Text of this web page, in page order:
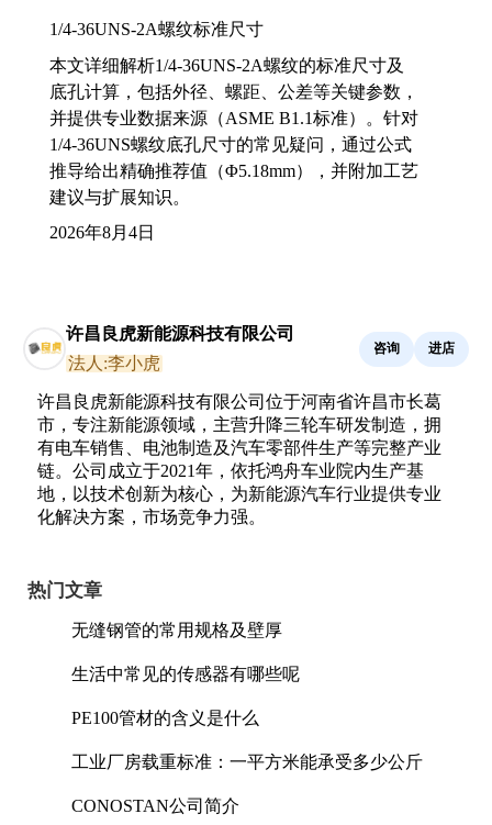
1/4-36UNS-2A螺纹标准尺寸
本文详细解析1/4-36UNS-2A螺纹的标准尺寸及
底孔计算，包括外径、螺距、公差等关键参数，
并提供专业数据来源（ASME B1.1标准）。针对
1/4-36UNS螺纹底孔尺寸的常见疑问，通过公式
推导给出精确推荐值（Φ5.18mm），并附加工艺
建议与扩展知识。
2026年8月4日
许昌良虎新能源科技有限公司
法人:李小虎
咨询 进店
许昌良虎新能源科技有限公司位于河南省许昌市长葛
市，专注新能源领域，主营升降三轮车研发制造，拥
有电车销售、电池制造及汽车零部件生产等完整产业
链。公司成立于2021年，依托鸿舟车业院内生产基
地，以技术创新为核心，为新能源汽车行业提供专业
化解决方案，市场竞争力强。
热门文章
无缝钢管的常用规格及壁厚
生活中常见的传感器有哪些呢
PE100管材的含义是什么
工业厂房载重标准：一平方米能承受多少公斤
CONOSTAN公司简介